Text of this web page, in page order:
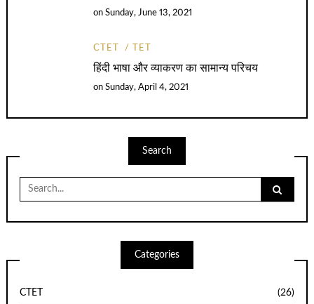
onSunday, June 13, 2021
CTET TET
हिंदी भाषा और व्याकरण का सामान्य परिचय
onSunday, April 4, 2021
Search
Search
for:
Categories
CTET (26)